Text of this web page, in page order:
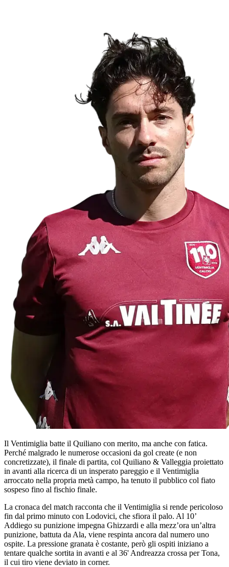
Il Ventimiglia batte il Quiliano con merito, ma anche con fatica.
Perché malgrado le numerose occasioni da gol create (e non
concretizzate), il finale di partita, col Quiliano & Valleggia proiettato
in avanti alla ricerca di un insperato pareggio e il Ventimiglia
arroccato nella propria metà campo, ha tenuto il pubblico col fiato
sospeso fino al fischio finale.
La cronaca del match racconta che il Ventimiglia si rende pericoloso
fin dal primo minuto con Lodovici, che sfiora il palo. Al 10’
Addiego su punizione impegna Ghizzardi e alla mezz’ora un’altra
punizione, battuta da Ala, viene respinta ancora dal numero uno
ospite. La pressione granata è costante, però gli ospiti iniziano a
tentare qualche sortita in avanti e al 36' Andreazza crossa per Tona,
il cui tiro viene deviato in corner.